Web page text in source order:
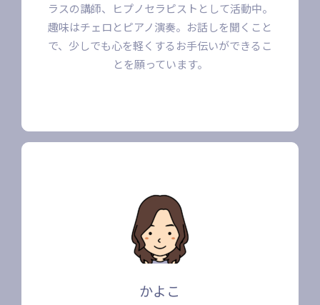
ラスの講師、ヒプノセラピストとして活動中。
趣味はチェロとピアノ演奏。お話しを聞くこと
で、少しでも心を軽くするお手伝いができるこ
とを願っています。
かよこ